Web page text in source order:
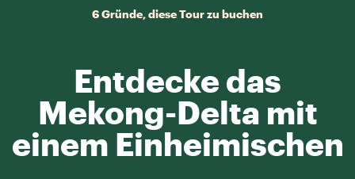
6 Gründe, diese Tour zu buchen
Entdecke das
Mekong-Delta mit
einem Einheimischen